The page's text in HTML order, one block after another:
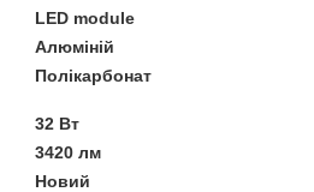
LED module
Алюміній
Полікарбонат
32 Вт
3420 лм
Новий